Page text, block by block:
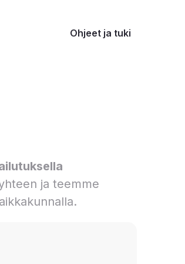
Ohjeet ja tuki
ja teemme